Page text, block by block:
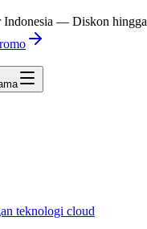
Indonesia — Diskon hingga
teknologi cloud